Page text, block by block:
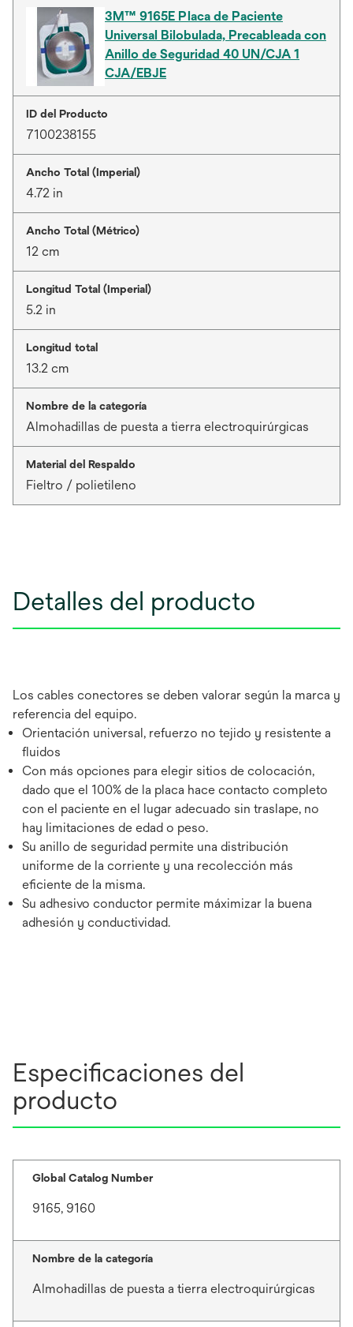
3M™ 9165E Placa de Paciente
Universal Bilobulada, Precableada con
Anillo de Seguridad 40 UN/CJA 1
CJA/EBJE
ID del Producto
7100238155
Ancho Total (Imperial)
4.72 in
Ancho Total (Métrico)
12 cm
Longitud Total (Imperial)
5.2 in
Longitud total
13.2 cm
Nombre de la categoría
Almohadillas de puesta a tierra electroquirúrgicas
Material del Respaldo
Fieltro / polietileno
Detalles del producto
Los cables conectores se deben valorar según la marca y
referencia del equipo.
Orientación universal, refuerzo no tejido y resistente a
fluidos
Con más opciones para elegir sitios de colocación,
dado que el 100% de la placa hace contacto completo
con el paciente en el lugar adecuado sin traslape, no
hay limitaciones de edad o peso.
Su anillo de seguridad permite una distribución
uniforme de la corriente y una recolección más
eficiente de la misma.
Su adhesivo conductor permite máximizar la buena
adhesión y conductividad.
Especificaciones del
producto
Global Catalog Number
9165, 9160
Nombre de la categoría
Almohadillas de puesta a tierra electroquirúrgicas